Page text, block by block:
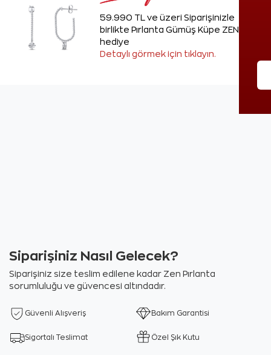
59.990 TL ve üzeri Siparişinizle
birlikte Pırlanta Gümüş Küpe ZEN'den
hediye
Detaylı görmek için tıklayın.
Siparişiniz Nasıl Gelecek?
Siparişiniz size teslim edilene kadar Zen Pırlanta
sorumluluğu ve güvencesi altındadır.
Güvenli Alışveriş Bakım Garantisi
Sigortalı Teslimat Özel Şık Kutu